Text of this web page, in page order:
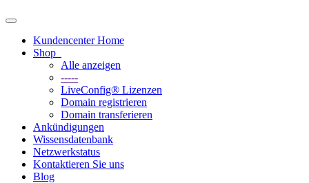
Toggle
navigationKundencenter Home
Shop
Alle anzeigen
-----
LiveConfig® Lizenzen
Domain registrieren
Domain transferieren
Ankündigungen
Wissensdatenbank
Netzwerkstatus
Kontaktieren Sie uns
Blog